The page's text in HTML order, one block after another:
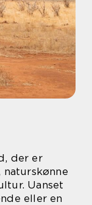
der er
Uanset
eller en